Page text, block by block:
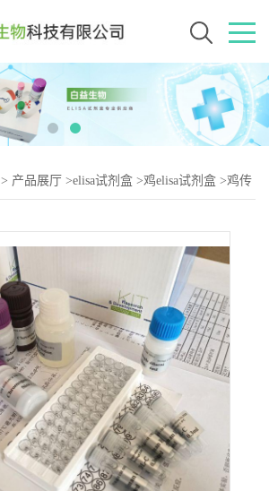
> 产品展厅 >elisa试剂盒 >鸡elisa试剂盒 >鸡传